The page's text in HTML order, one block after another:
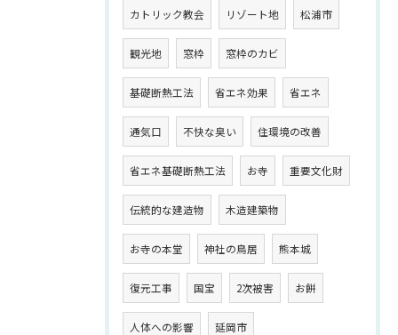
カトリック教会 リゾート地 松浦市
観光地 窓枠 窓枠のカビ
基礎断熱工法 省エネ効果 省エネ
通気口 不快な臭い 住環境の改善
省エネ基礎断熱工法 お寺 重要文化財
伝統的な建造物 木造建築物
お寺の本堂 神社の鳥居 熊本城
復元工事 国宝 2次被害 お餅
人体への影響 延岡市